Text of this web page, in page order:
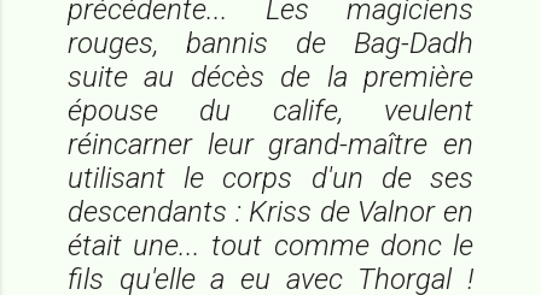
précédente... Les magiciens
rouges, bannis de Bag-Dadh
suite au décès de la première
épouse du calife, veulent
réincarner leur grand-maître en
utilisant le corps d'un de ses
descendants : Kriss de Valnor en
était une... tout comme donc le
fils qu'elle a eu avec Thorgal !